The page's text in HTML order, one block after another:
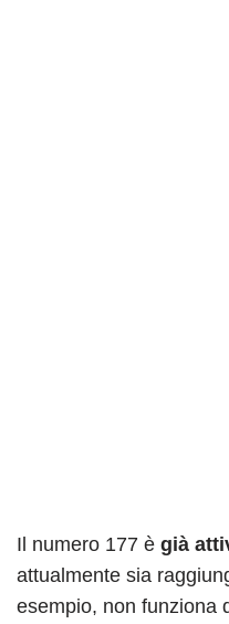
Il numero 177 è già
attualmente sia
esempio, non funziona